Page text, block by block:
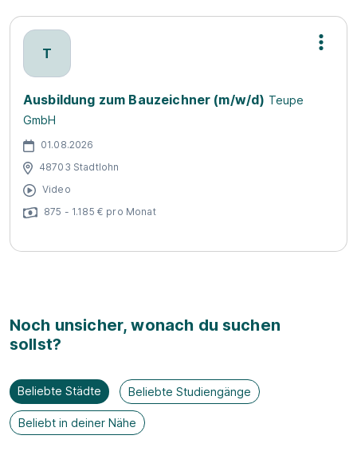
T
Ausbildung zum Bauzeichner (m/w/d) Teupe
GmbH
01.08.2026
48703 Stadtlohn
Video
875 - 1.185 € pro Monat
Noch unsicher, wonach du suchen
sollst?
Beliebte Städte Beliebte Studiengänge
Beliebt in deiner Nähe